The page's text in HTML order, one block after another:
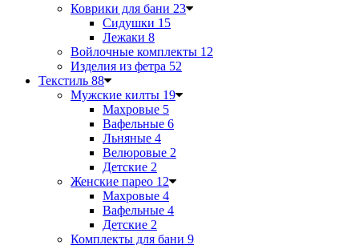
Коврики для бани 23
Сидушки 15
Лежаки 8
Войлочные комплекты 12
Изделия из фетра 52
Текстиль 88
Мужские килты 19
Махровые 5
Вафельные 6
Льняные 4
Велюровые 2
Детские 2
Женские парео 12
Махровые 4
Вафельные 4
Детские 2
Комплекты для бани 9